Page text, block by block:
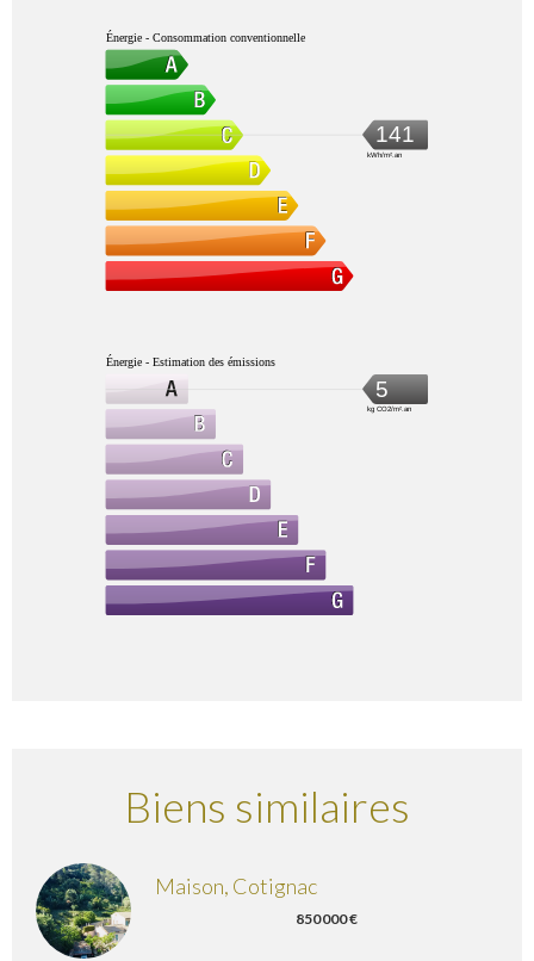
Énergie - Consommation conventionnelle
141
kWh/m².an
Énergie - Estimation des émissions
5
kg CO2/m².an
Biens similaires
Maison, Cotignac
850 000 €